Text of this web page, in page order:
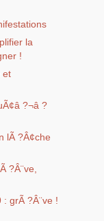
la
!
et
?¬â ?
lÃ ?Â¢che
?Â¨ve,
grÃ ?Â¨ve !